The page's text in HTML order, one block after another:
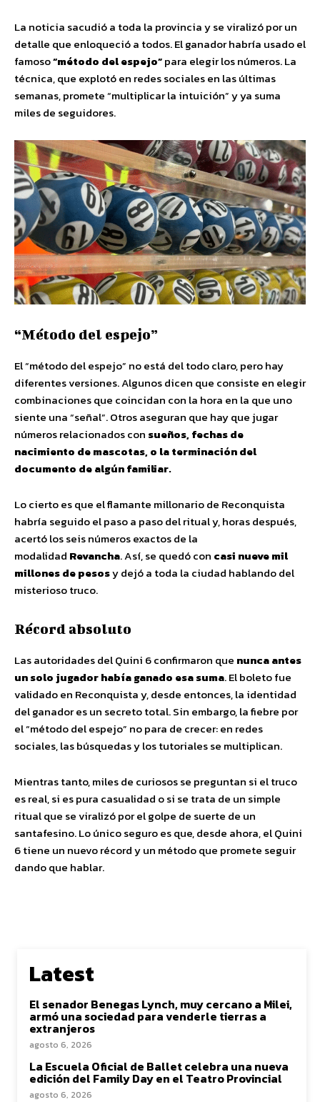
La noticia sacudió a toda la provincia y se viralizó por un
detalle que enloqueció a todos. El ganador habría usado el
famoso“método del espejo”para elegir los números. La
técnica, que explotó en redes sociales en las últimas
semanas, promete “multiplicar la intuición” y ya suma
miles de seguidores.
“Método del espejo”
El “método del espejo” no está del todo claro, pero hay
diferentes versiones. Algunos dicen que consiste en elegir
combinaciones que coincidan con la hora en la que uno
siente una “señal”. Otros aseguran que hay que jugar
números relacionados con sueños, fechas de
nacimiento de mascotas, o la terminación del
documento de algún familiar.
Lo cierto es que el flamante millonario de Reconquista
habría seguido el paso a paso del ritual y, horas después,
acertó los seis números exactos de la
modalidad Revancha. Así, se quedó con casi nueve mil
millones de pesosy dejó a toda la ciudad hablando del
misterioso truco.
Récord absoluto
Las autoridades del Quini 6 confirmaron que nunca antes
un solo jugador había ganado esa suma. El boleto fue
validado en Reconquista y, desde entonces, la identidad
del ganador es un secreto total. Sin embargo, la fiebre por
el “método del espejo” no para de crecer: en redes
sociales, las búsquedas y los tutoriales se multiplican.
Mientras tanto, miles de curiosos se preguntan si el truco
es real, si es pura casualidad o si se trata de un simple
ritual que se viralizó por el golpe de suerte de un
santafesino. Lo único seguro es que, desde ahora, el Quini
6 tiene un nuevo récord y un método que promete seguir
dando que hablar.
Latest
El senador Benegas Lynch, muy cercano a Milei,
armó una sociedad para venderle tierras a
extranjeros
agosto 6, 2026
La Escuela Oficial de Ballet celebra una nueva
edición del Family Day en el Teatro Provincial
agosto 6, 2026